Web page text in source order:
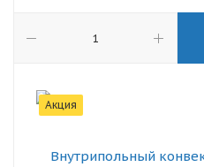
Акция